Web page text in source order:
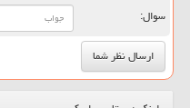
سوال: